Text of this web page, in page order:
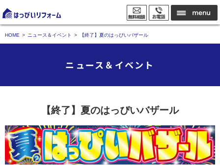
HOME ニュース＆イベント 【終了】夏のはっぴいバザール
ニュース＆イベント
【終了】夏のはっぴいバザール